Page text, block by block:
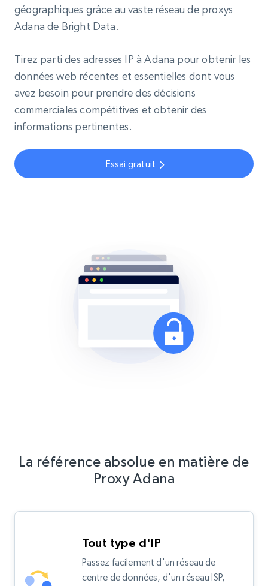
géographiques grâce au vaste réseau de proxys
Adana de Bright Data.
Tirez parti des adresses IP à Adana pour obtenir les
données web récentes et essentielles dont vous
avez besoin pour prendre des décisions
commerciales compétitives et obtenir des
informations pertinentes.
Essai gratuit
La référence absolue en matière de
Proxy Adana
Tout type d'IP
Passez facilement d'un réseau de
centre de données, d'un réseau ISP,